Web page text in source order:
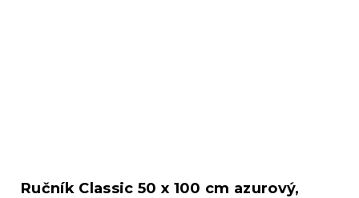
Ručník Classic 50 x 100 cm azurový,